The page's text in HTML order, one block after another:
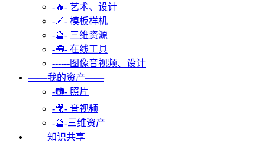
-🔥- 艺术、设计
-📐- 模板样机
-🔮- 三维资源
-🧰- 在线工具
------图像音视频、设计
——我的资产——
-📷- 照片
-🎥- 音视频
-🔮-三维资产
——知识共享——